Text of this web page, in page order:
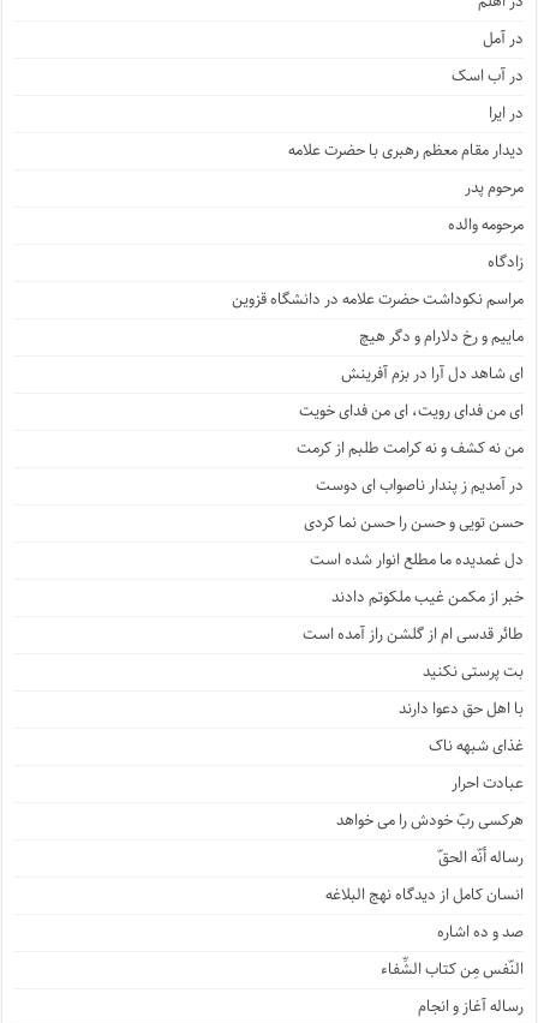
در آمل
در آب اسک
در ایرا
دیدار مقام معظم رهبری با حضرت علامه
مرحوم پدر
مرحومه والده
زادگاه
مراسم نکوداشت حضرت علامه در دانشگاه قزوین
ماییم و رخ دلارام و دگر هیچ
ای شاهد دل آرا در بزم آفرینش
ای من فدای رویت، ای من فدای خویت
من نه کشف و نه کرامت طلبم از کرمت
در آمدیم ز پندار ناصواب ای دوست
حسن تویی و حسن را حسن نما کردی
دل غمدیده ما مطلع انوار شده است
خبر از مکمن غیب ملکوتم دادند
طائر قدسی ام از گلشن راز آمده است
بت پرستی نکنید
با اهل حق دعوا دارند
غذای شبهه ناک
عبادت احرار
هرکسی ربّ خودش را می خواهد
رساله أنّه الحقّ
انسان کامل از دیدگاه نهج البلاغه
صد و ده اشاره
النّفس مِن کتاب الشِّفاء
رساله آغاز و انجام